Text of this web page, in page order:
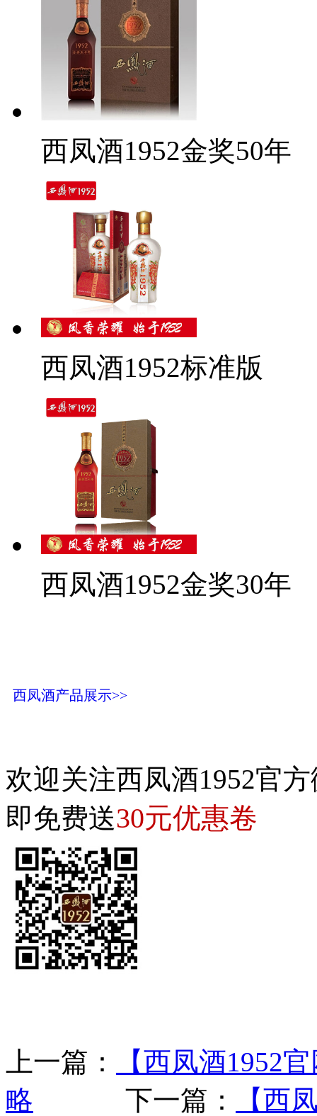
西凤酒1952金奖50年
西凤酒1952标准版
西凤酒1952金奖30年
西凤酒产品展示>>
欢迎关注西凤酒1952官
即免费送30元优惠卷
上一篇：
【西凤酒1952
略 下一篇：
【西